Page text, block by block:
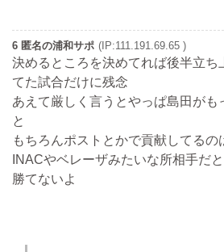
6 匿名の浦和サポ (IP:111.191.69.65 )
決めるところを決めてれば後半立ち
てた試合だけに残念
あえて厳しく言うとやっぱ島田がも
と
もちろんポストとかで貢献してるの
INACやベレーザみたいな所相手だ
勝てないよ